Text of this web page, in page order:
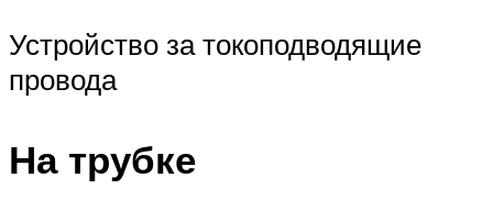
Устройство за токоподводящие
провода
На трубке